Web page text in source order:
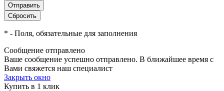
* - Поля, обязательные для заполнения
Сообщение отправлено
Ваше сообщение успешно отправлено. В ближайшее время с
Вами свяжется наш специалист
Закрыть окно
Купить в 1 клик